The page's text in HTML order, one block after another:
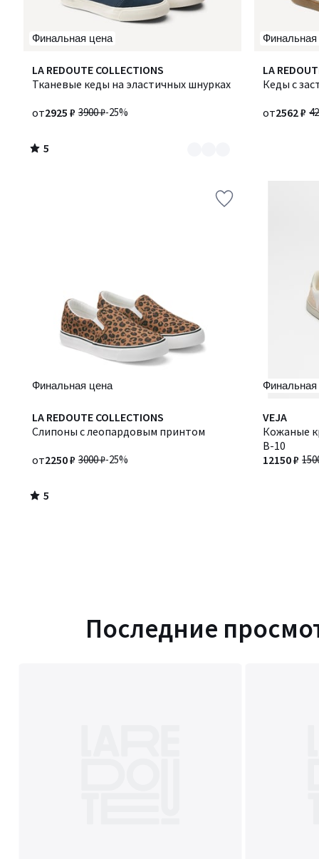
Финальная цена
LA REDOUTE COLLECTIONS
Тканевые кеды на эластичных шнурках
3900 ₽-25%
от2925 ₽
5
/
Количество
цветов:
5
/
Финальная
LA
Кеды с
от2562 ₽
Количество
цветов:
Финальная цена
LA REDOUTE COLLECTIONS
Слипоны с леопардовым принтом
3000 ₽-25%
от2250 ₽
5
/
5
/
Финальная
VEJA
Кожаные
В-10
12150 ₽
Последние